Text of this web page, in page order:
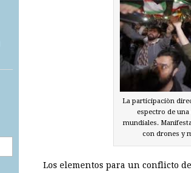
La participaciòn
espectro de
mundiales.
con drones y
Los elementos para un conflicto